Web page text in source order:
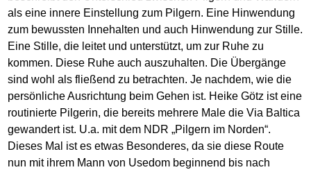
als eine innere Einstellung zum Pilgern. Eine Hinwendung
zum bewussten Innehalten und auch Hinwendung zur Stille.
Eine Stille, die leitet und unterstützt, um zur Ruhe zu
kommen. Diese Ruhe auch auszuhalten. Die Übergänge
sind wohl als fließend zu betrachten. Je nachdem, wie die
persönliche Ausrichtung beim Gehen ist. Heike Götz ist eine
routinierte Pilgerin, die bereits mehrere Male die Via Baltica
gewandert ist. U.a. mit dem NDR „Pilgern im Norden“.
Dieses Mal ist es etwas Besonderes, da sie diese Route
nun mit ihrem Mann von Usedom beginnend bis nach